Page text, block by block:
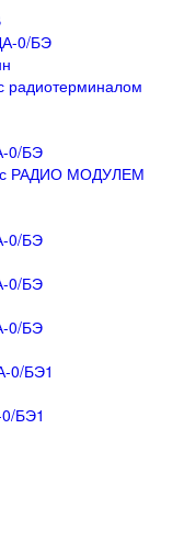
0/БЭ
радиотерминалом
0/БЭ
с РАДИО МОДУЛЕМ
0/БЭ
0/БЭ
0/БЭ
0/БЭ1
БЭ1